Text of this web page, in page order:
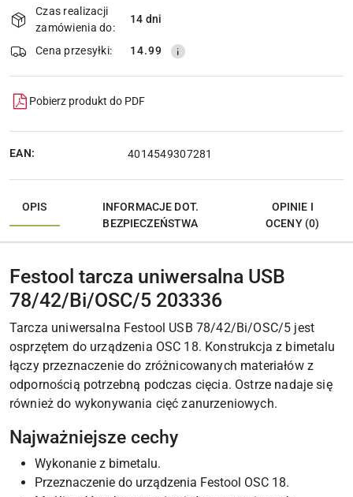
Wyślij
dostawa
Czas realizacji
zamówienia do:
14 dni
Cena przesyłki: 14.99
Pobierz produkt do PDF
EAN: 4014549307281
OPIS
INFORMACJE DOT.
BEZPIECZEŃSTWA
OPINIE I
OCENY (0)
Festool tarcza uniwersalna USB
78/42/Bi/OSC/5 203336
Tarcza uniwersalna Festool USB 78/42/Bi/OSC/5 jest
osprzętem do urządzenia OSC 18. Konstrukcja z bimetalu
łączy przeznaczenie do zróżnicowanych materiałów z
odpornością potrzebną podczas cięcia. Ostrze nadaje się
również do wykonywania cięć zanurzeniowych.
Najważniejsze cechy
Wykonanie z bimetalu.
Przeznaczenie do urządzenia Festool OSC 18.